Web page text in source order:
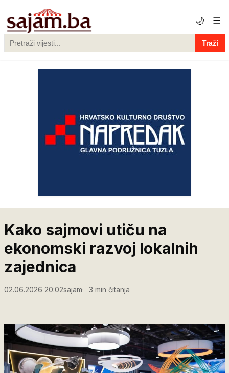
Pretraga
Traži
🌙 ☰
Kako sajmovi utiču na
ekonomski razvoj lokalnih
zajednica
02.06.2026 20:02sajam 3 min čitanja